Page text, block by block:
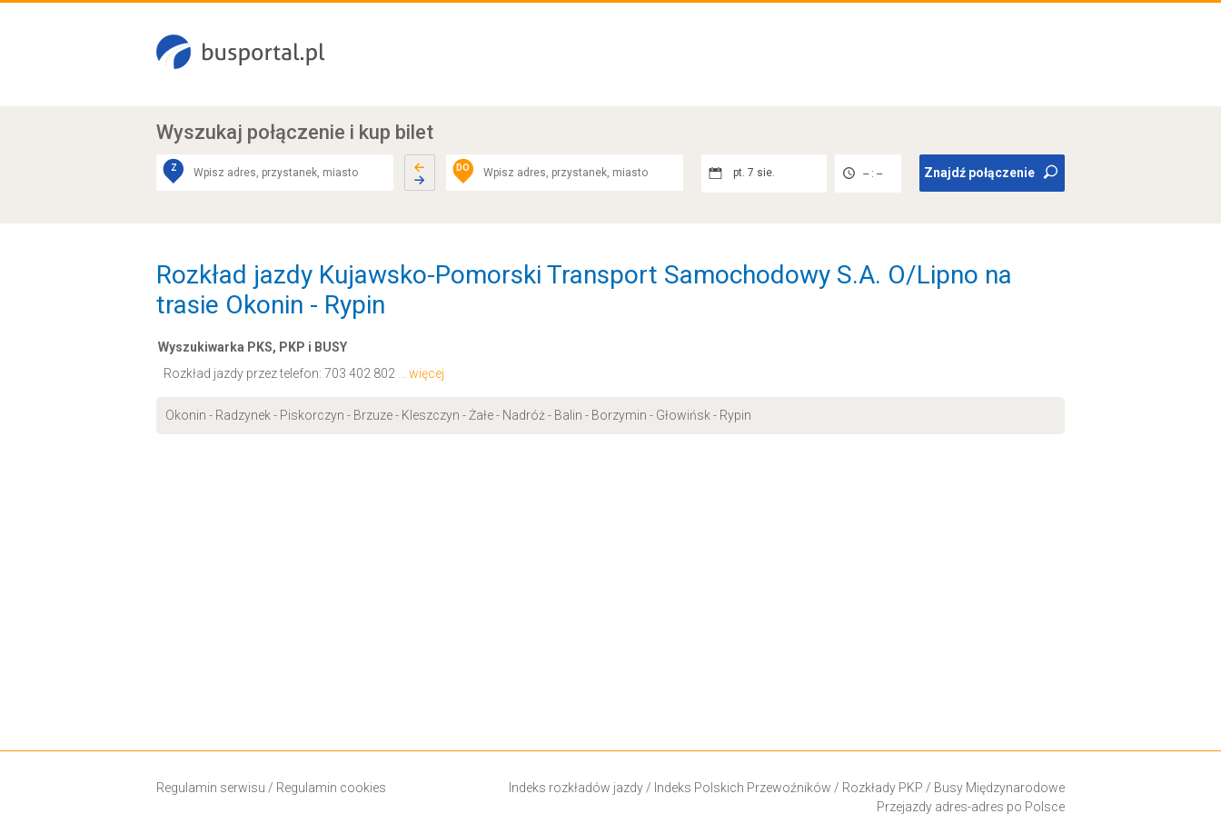
Wyszukaj połączenie i kup bilet
Z DO pt. 7 sie. -- : -- Znajdź połączenie
Rozkład jazdy Kujawsko-Pomorski Transport Samochodowy S.A. O/Lipno na
trasie Okonin - Rypin
Wyszukiwarka PKS, PKP i BUSY
Rozkład jazdy przez telefon: 703 402 802 ... więcej
Okonin - Radzynek - Piskorczyn - Brzuze - Kleszczyn - Żałe - Nadróż - Balin - Borzymin - Głowińsk - Rypin
Regulamin serwisu / Regulamin cookies Indeks rozkładów jazdy/ Indeks Polskich Przewoźników / Rozkłady PKP / Busy Międzynarodowe
Przejazdy adres-adres po Polsce